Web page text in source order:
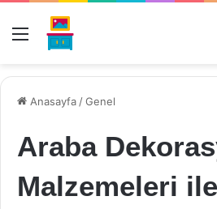
Menü
Anasayfa /Genel
Araba
Malzemeleri ile